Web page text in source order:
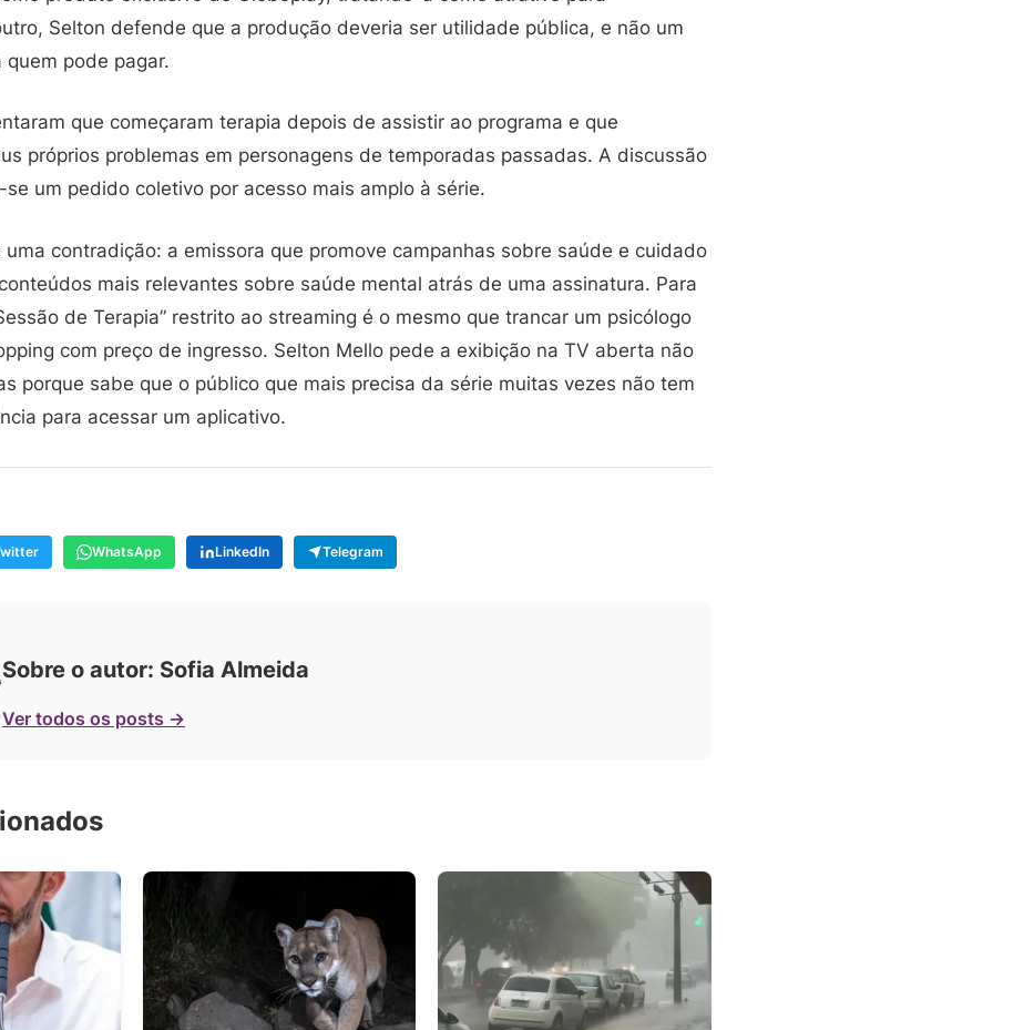
Selton defende que a produção deveria ser utilidade pública, e não um
pode pagar.
que começaram terapia depois de assistir ao programa e que
próprios problemas em personagens de temporadas passadas. A discussão
um pedido coletivo por acesso mais amplo à série.
uma contradição: a emissora que promove campanhas sobre saúde e cuidado
mais relevantes sobre saúde mental atrás de uma assinatura. Para
de Terapia” restrito ao streaming é o mesmo que trancar um psicólogo
com preço de ingresso. Selton Mello pede a exibição na TV aberta não
porque sabe que o público que mais precisa da série muitas vezes não tem
para acessar um aplicativo.
WhatsApp LinkedIn Telegram
Sobre o autor: Sofia Almeida
Ver todos os posts →